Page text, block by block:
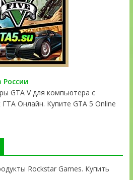
GTA V для компьютера с
Онлайн. Купите GTA 5 Online
Rockstar Games. Купить